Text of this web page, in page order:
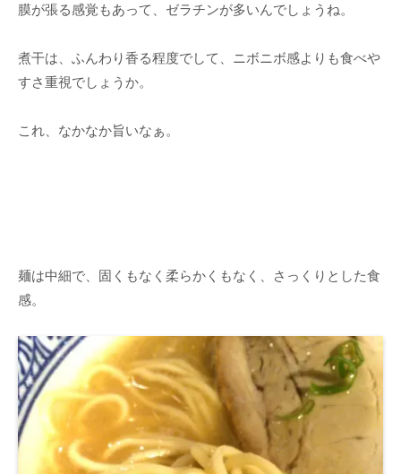
膜が張る感覚もあって、ゼラチンが多いんでしょうね。
煮干は、ふんわり香る程度でして、ニボニボ感よりも食べや
すさ重視でしょうか。
これ、なかなか旨いなぁ。
麺は中細で、固くもなく柔らかくもなく、さっくりとした食
感。